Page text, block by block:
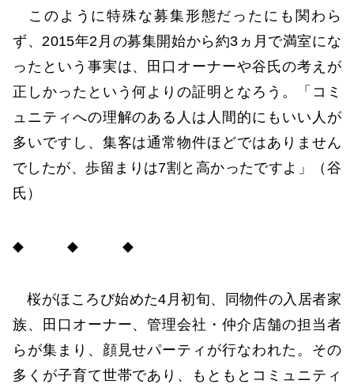
このように特殊な募集形態だったにも関わら
ず、2015年2月の募集開始から約3ヵ月で満室にな
ったという事実は、田口オーナーや谷氏の考えが
正しかったという何よりの証明となろう。「コミ
ュニティへの理解のある人は人間的にもいい人が
多いですし、集客は通常物件ほどではありません
でしたが、歩留まりは7割と高かったですよ」（谷
氏）
◆ ◆ ◆
桜がほころび始めた4月初旬、同物件の入居者家
族、田口オーナー、管理会社・仲介店舗の担当者
らが集まり、顔見せパーティが行なわれた。その
多くが子育て世帯であり、もともとコミュニティ